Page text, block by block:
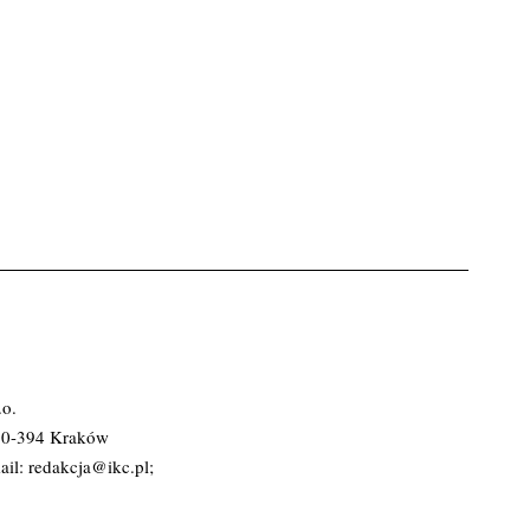
394 Kraków
redakcja@ikc.pl;